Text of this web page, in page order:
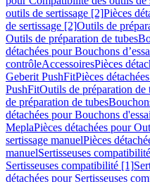
outils de sertissage [2]Pièces
de sertissage [2]Outils de
Outils de préparation de tubes
détachées pour Bouchons
contrôleAccessoiresPièces
Geberit PushFitPièces
PushFitOutils de préparation de
de préparation de tubes
détachées pour Bouchons
MeplaPièces détachées pour
sertissage manuelPièces
manuelSertisseuses
Sertisseuses compatibilité [1]
détachées pour Sertisseuses